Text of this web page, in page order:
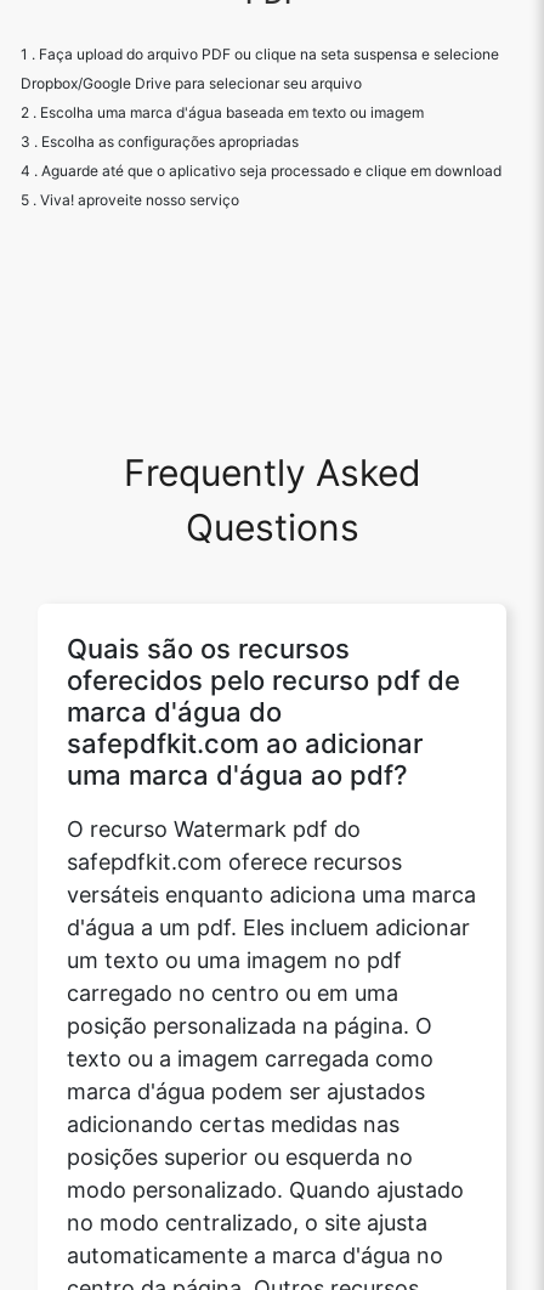
Frequently Asked
Questions
Quais são os recursos
oferecidos pelo recurso pdf de
marca d'água do
safepdfkit.com ao adicionar
uma marca d'água ao pdf?
O recurso Watermark pdf do
safepdfkit.com oferece recursos
versáteis enquanto adiciona uma marca
d'água a um pdf. Eles incluem adicionar
um texto ou uma imagem no pdf
carregado no centro ou em uma
posição personalizada na página. O
texto ou a imagem carregada como
marca d'água podem ser ajustados
adicionando certas medidas nas
posições superior ou esquerda no
modo personalizado. Quando ajustado
no modo centralizado, o site ajusta
automaticamente a marca d'água no
centro da página. Outros recursos